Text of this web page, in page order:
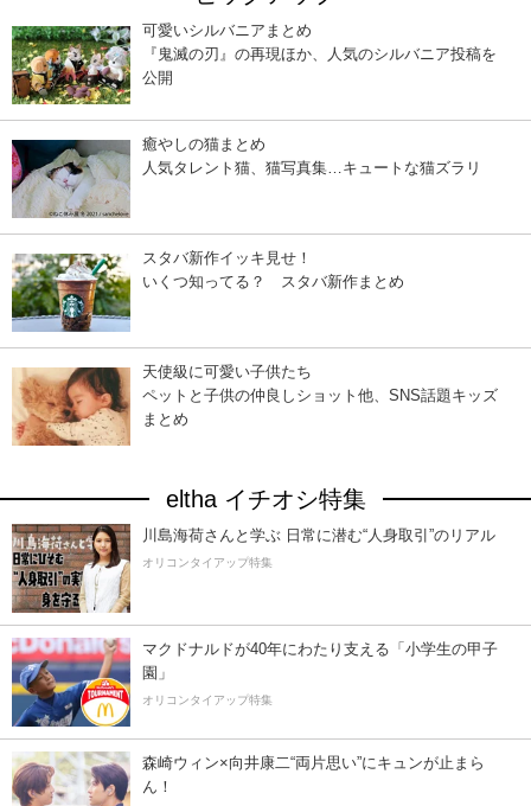
可愛いシルバニアまとめ
『鬼滅の刃』の再現ほか、人気のシルバニア投稿を
公開
癒やしの猫まとめ
人気タレント猫、猫写真集…キュートな猫ズラリ
スタバ新作イッキ見せ！
いくつ知ってる？ スタバ新作まとめ
天使級に可愛い子供たち
ペットと子供の仲良しショット他、SNS話題キッズ
まとめ
eltha イチオシ特集
川島海荷さんと学ぶ 日常に潜む“人身取引”のリアル
オリコンタイアップ特集
マクドナルドが40年にわたり支える「小学生の甲子
園」
オリコンタイアップ特集
森崎ウィン×向井康二“両片思い”にキュンが止まら
ん！